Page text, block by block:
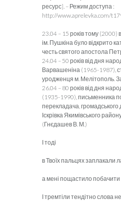
ресурс]. – Режим доступа :
http://www.aprelevka.com/
23.04 – 15 років тому (2000)
ім. Пушкіна було відкрито
честь святого апостола
24.04 – 50 років від дня
Варвашеніна (1965-1987),
уродженця м. Мелітополь.
26.04 – 80 років від дня
(1935-1990), письменника
перекладача, громадського
Іскрівка Якимівського
(Гнєдашев В. М.)
І тоді
в Твоїх пальцях заплакали
а мені пощастило побачити
І тремтіли тендітно слова